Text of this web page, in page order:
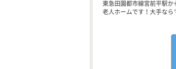
東急田園都市線宮前平駅
老人ホームです！大手なら